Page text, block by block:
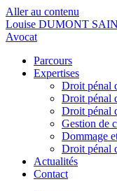
Aller au contenu
Louise DUMONT
Avocat
Parcours
Expertises
Droit pénal
Droit pénal
Droit pénal
Gestion de
Dommage
Droit pénal
Actualités
Contact